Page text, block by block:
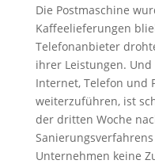
Die Postmaschine
Kaffeelieferungen
Telefonanbieter
ihrer Leistungen.
Internet, Telefon und
weiterzuführen, ist
der dritten Woche
Unternehmen keine